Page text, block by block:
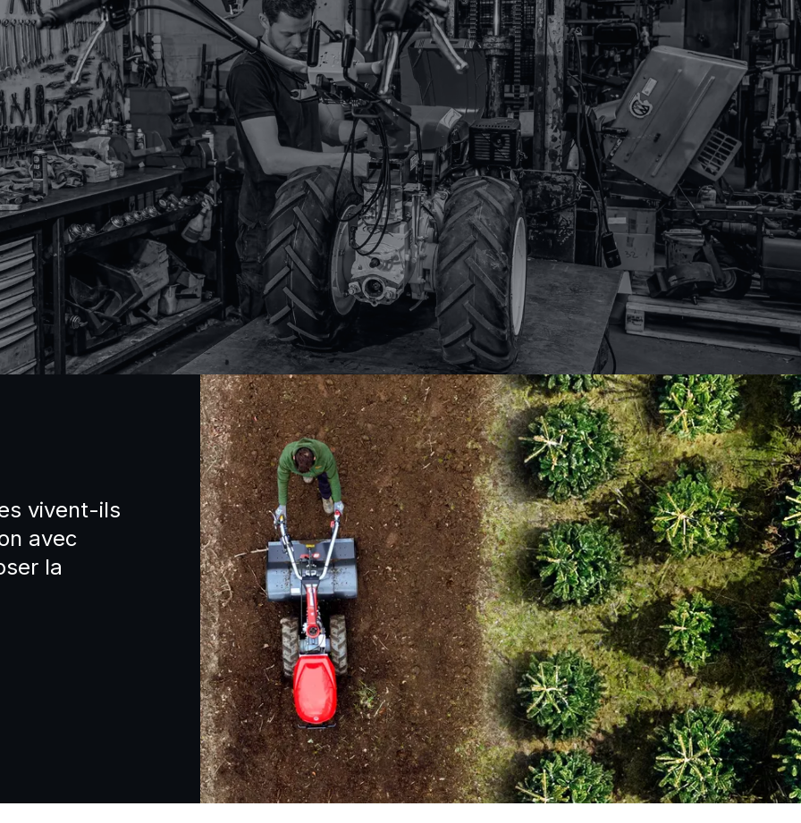
vivent-ils
avec
la